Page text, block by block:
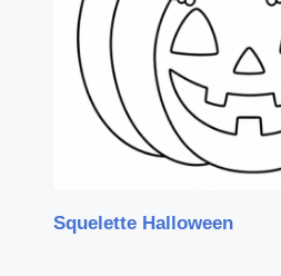
Squelette Halloween